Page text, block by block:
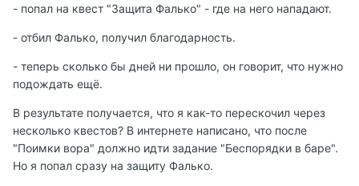
- попал на квест "Защита Фалько" - где на него нападают.
- отбил Фалько, получил благодарность.
- теперь сколько бы дней ни прошло, он говорит, что нужно
подождать ещё.
В результате получается, что я как-то перескочил через
несколько квестов? В интернете написано, что после
"Поимки вора" должно идти задание "Беспорядки в баре".
Но я попал сразу на защиту Фалько.